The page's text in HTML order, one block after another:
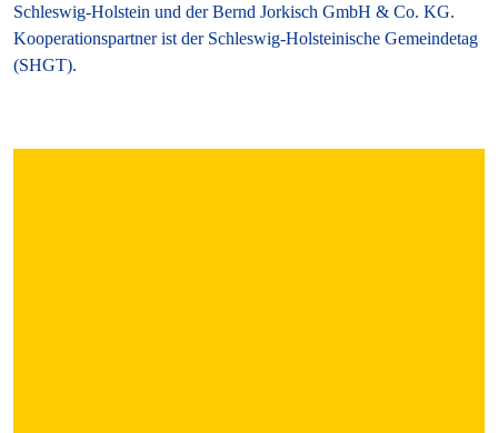
Schleswig-Holstein und der Bernd Jorkisch GmbH & Co. KG.
Kooperationspartner ist der Schleswig-Holsteinische Gemeindetag
(SHGT).